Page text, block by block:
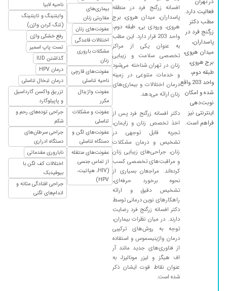
بنظرمن کازش عالیه وحرف نداره ۱۳۹۷/۰۲/۰۴
تشخیص صحیح ۱۴۰۳/۰۲/۲۵
سزارین ۱۴۰۴/۰۲/۲۰
مشکل پلیپ و فیبروم داشتم الان تحت درمان
هستم خداروشکر دارم نتیجه خوب میگیرم
۱۴۰۲/۰۹/۰۶
فعالیت دارد.
مطب دکتر
زرگنج فرد در
پاسداران،
میدان هروی،
برج هروی،
طبقه دوم،
واحد 203 واقع
شده و امکان
نوبت‌دهی
اینترنتی نیز
فراهم است.
افسانه زرگنج فرد در منطقه
پاسداران، میدان هروی، برج
هروی، ورودی بی، طبقه دوم،
واحد 203 قرار دارد. این مطب
به عنوان یکی از مراکز
تخصصی سلامت و زیبایی
زنان در تهران شناخته می‌شود
و خدمات متنوعی در زمینه
درمان اختلالات و بیماری‌های
زنان ارائه می‌دهد.
دکتر افسانه زرگنج فرد پس از
اخذ تخصص زنان و زایمان،
تجربه قابل توجهی در
تشخیص و درمان مشکلات
زنان، جراحی‌های زیبایی زنان
و مراقبت‌های تخصصی کسب
کرده‌اند. مراجعان بسیاری از
نحوه برخورد حرفه‌ای،
تشخیص دقیق و ارائه
راهکارهای نوین درمانی توسط
دکتر افسانه زرگنج فرد رضایت
دارند. در میان نظرات بیماران،
توجه به روش‌های ترکیبی
درمان واژینیسموس و استفاده
از فناوری‌های جدید مانند آر
اف هیگز و لیزر مونالیزا، به
عنوان نقاط قوت ایشان ذکر
شده است.
بیماری‌های
مقاربتی زنان
عفونت‌های زنان
اختلالات قاعدگی
مشکلات باروری
زنان
عفونت‌های قارچی
ناحیه تناسلی
عفونت واژینال
مکرر
عفونت و مشکلات
تناسلی
عفونت‌های لگن و
دستگاه تناسلی
عفونت‌های منتقله
از تماس جنسی
(HIV، هپاتیت،
HPV)
ناحیه لابیا
وایتنینگ و تایتنینگ
(تنگ کردن واژن)
رفع خشکی واژن
تست پاپ اسمیر
گذاشتن IUD
درمان HPV
درمان تبخال تناسلی
تزریق واکسن گارداسیل
و پاپیلوگارد
جراحی توده‌های رحم و
شکم
جراحی سرطان‌های
دستگاه ادراری
ناباروری مقدماتی
اختلالات کف لگن با
بیوفیدبک
جراحی افتادگی مثانه و
اندام‌های لگنی